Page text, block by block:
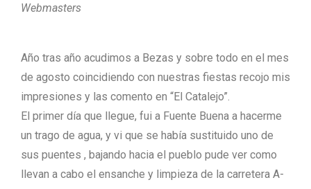
Webmasters
Año tras año acudimos a Bezas y sobre todo en el mes
de agosto coincidiendo con nuestras fiestas recojo mis
impresiones y las comento en “El Catalejo”.
El primer día que llegue, fui a Fuente Buena a hacerme
un trago de agua, y vi que se había sustituido uno de
sus puentes , bajando hacia el pueblo pude ver como
llevan a cabo el ensanche y limpieza de la carretera A-